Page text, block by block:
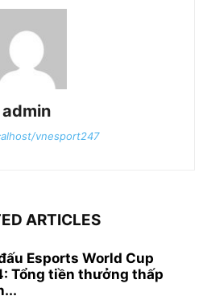
admin
vnesport247
ARTICLES
Esports World Cup
Tổng tiền thưởng thấp